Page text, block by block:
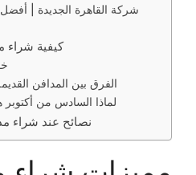
شركة القاهرة الجديدة |
كيفية شراء
الفرق بين المدافن
لماذا السادس من
نصائح عند شراء